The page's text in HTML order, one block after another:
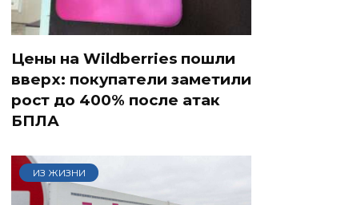
Цены на Wildberries пошли
вверх: покупатели заметили
рост до 400% после атак
БПЛА
ИЗ ЖИЗНИ